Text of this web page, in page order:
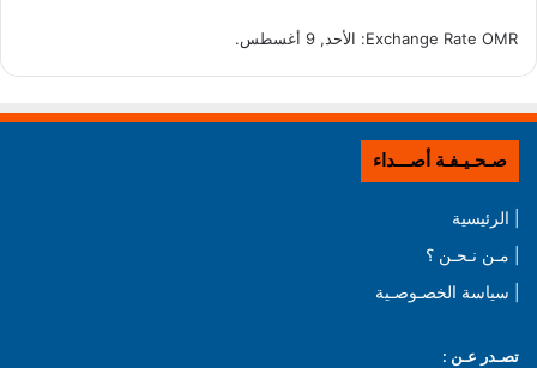
Exchange Rate OMR : الأحد, 9 أغسطس.
صـحـيـفـة أصـــداء
| الرئيسية
| مـن نـحـن ؟
| سياسة الخصـوصـية
تصـدر عـن :